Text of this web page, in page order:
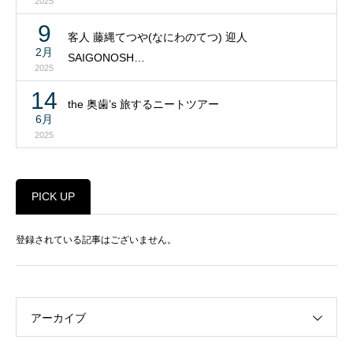
9
2月
2025
客人 藤縄てつや(なにわのてつ) 迎人
SAIGONOSH…
14
6月
2025
the 奥歯’s 旅するニートツアー
PICK UP
登録されている記事はございません。
アーカイブ